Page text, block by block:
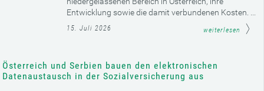
Entwicklung sowie die damit verbundenen Kosten. ...
15. Juli 2026 weiterlesen
Österreich und Serbien bauen den elektronischen
Datenaustausch in der Sozialversicherung aus